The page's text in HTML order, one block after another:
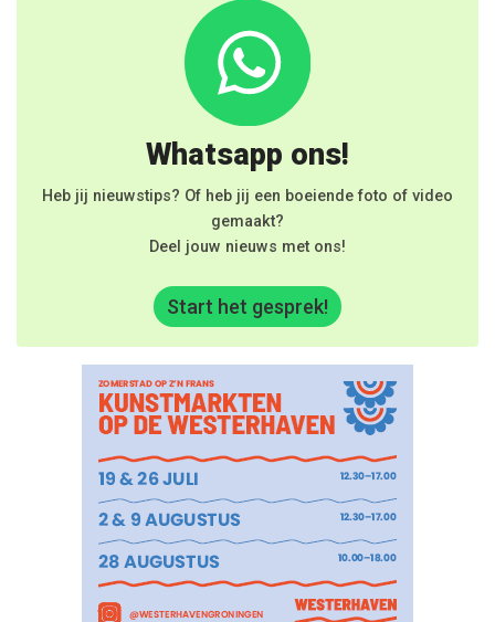
Whatsapp ons!
Heb jij nieuwstips? Of heb jij een boeiende foto of video
gemaakt?
Deel jouw nieuws met ons!
Start het gesprek!